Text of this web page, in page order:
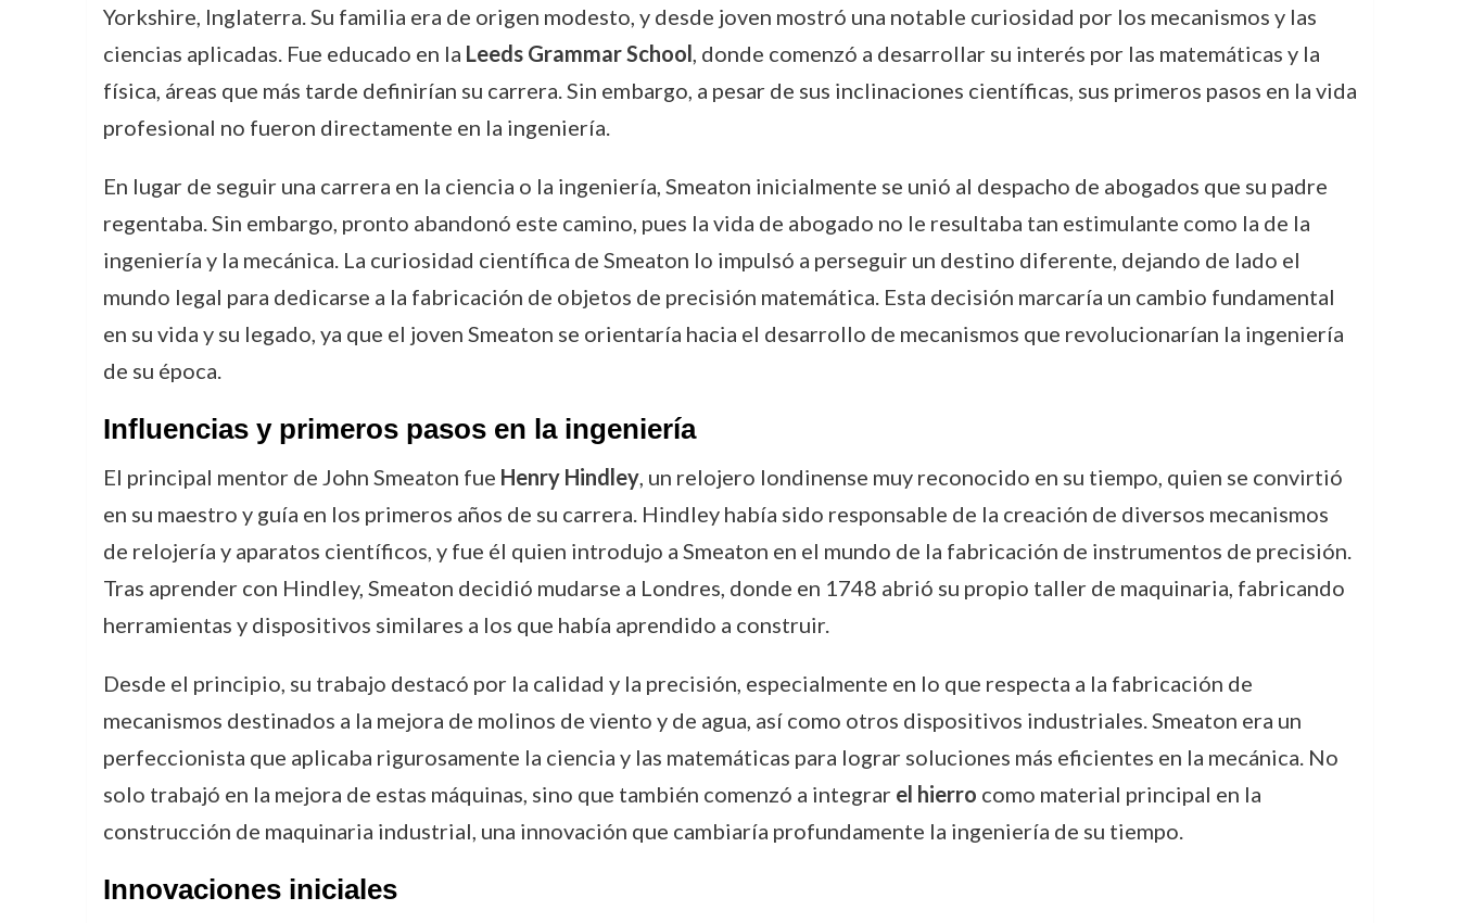
Yorkshire, Inglaterra. Su familia era de origen modesto, y desde joven mostró una notable curiosidad por los mecanismos y las
ciencias aplicadas. Fue educado en la Leeds Grammar School, donde comenzó a desarrollar su interés por las matemáticas y la
física, áreas que más tarde definirían su carrera. Sin embargo, a pesar de sus inclinaciones científicas, sus primeros pasos en la vida
profesional no fueron directamente en la ingeniería.
En lugar de seguir una carrera en la ciencia o la ingeniería, Smeaton inicialmente se unió al despacho de abogados que su padre
regentaba. Sin embargo, pronto abandonó este camino, pues la vida de abogado no le resultaba tan estimulante como la de la
ingeniería y la mecánica. La curiosidad científica de Smeaton lo impulsó a perseguir un destino diferente, dejando de lado el
mundo legal para dedicarse a la fabricación de objetos de precisión matemática. Esta decisión marcaría un cambio fundamental
en su vida y su legado, ya que el joven Smeaton se orientaría hacia el desarrollo de mecanismos que revolucionarían la ingeniería
de su época.
Influencias y primeros pasos en la ingeniería
El principal mentor de John Smeaton fue Henry Hindley, un relojero londinense muy reconocido en su tiempo, quien se convirtió
en su maestro y guía en los primeros años de su carrera. Hindley había sido responsable de la creación de diversos mecanismos
de relojería y aparatos científicos, y fue él quien introdujo a Smeaton en el mundo de la fabricación de instrumentos de precisión.
Tras aprender con Hindley, Smeaton decidió mudarse a Londres, donde en 1748 abrió su propio taller de maquinaria, fabricando
herramientas y dispositivos similares a los que había aprendido a construir.
Desde el principio, su trabajo destacó por la calidad y la precisión, especialmente en lo que respecta a la fabricación de
mecanismos destinados a la mejora de molinos de viento y de agua, así como otros dispositivos industriales. Smeaton era un
perfeccionista que aplicaba rigurosamente la ciencia y las matemáticas para lograr soluciones más eficientes en la mecánica. No
solo trabajó en la mejora de estas máquinas, sino que también comenzó a integrar el hierro como material principal en la
construcción de maquinaria industrial, una innovación que cambiaría profundamente la ingeniería de su tiempo.
Innovaciones iniciales